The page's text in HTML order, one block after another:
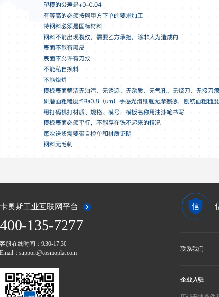
卡奥斯工业互联网平台
400-135-7277
客服在线时间：9:30-17:30
Email：support@cosmoplat.com
联系我们
企业入驻